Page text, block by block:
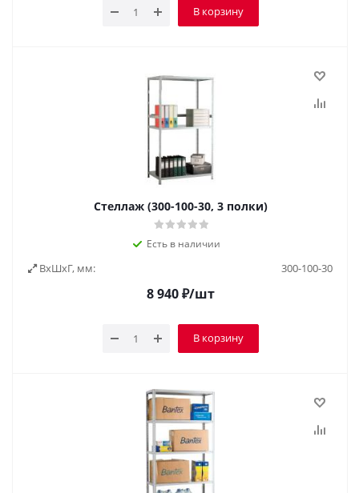
В корзину
Стеллаж (300-100-30, 3 полки)
Есть в наличии
ВxШxГ, мм: 300-100-30
8 940₽/шт
В корзину